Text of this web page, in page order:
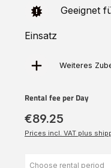
Geeignet
Einsatz
Weiteres
Rental fee per Day
€89.25
Prices incl. VAT plus